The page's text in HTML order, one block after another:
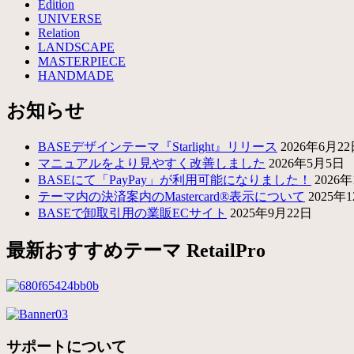
Edition
UNIVERSE
Relation
LANDSCAPE
MASTERPIECE
HANDMADE
お知らせ
BASEデザインテーマ『Starlight』リリース 2026年6月22
マニュアルをより見やすく改善しました 2026年5月5日
BASEにて「PayPay」が利用可能になりました！
2026
テーマ内の決済案内のMastercard®表示について 2025年
BASEで卸取引用の業販ECサイト 2025年9月22日
最新おすすめテーマ RetailPro
サポートについて